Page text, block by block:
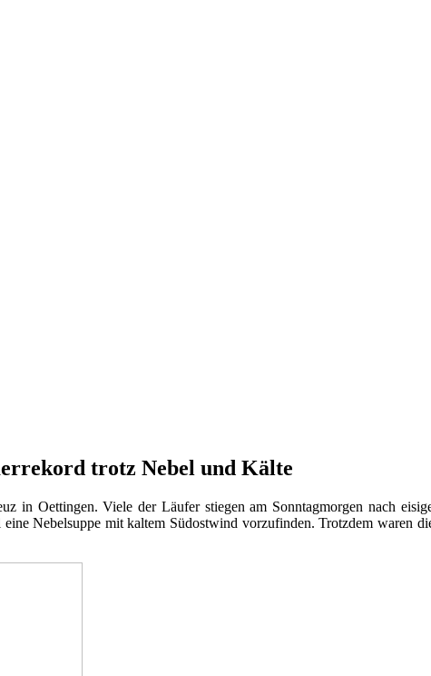
trotz Nebel und Kälte
in Oettingen. Viele der Läufer stiegen am Sonntagmorgen nach
Nebelsuppe mit kaltem Südostwind vorzufinden. Trotzdem waren